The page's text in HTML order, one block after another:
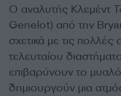
Ο αναλυτής Κλεμέντ
Genelot) από την
σχετικά με τις πολλές
τελευταίου
επιβαρύνουν το
δημιουργούν μια